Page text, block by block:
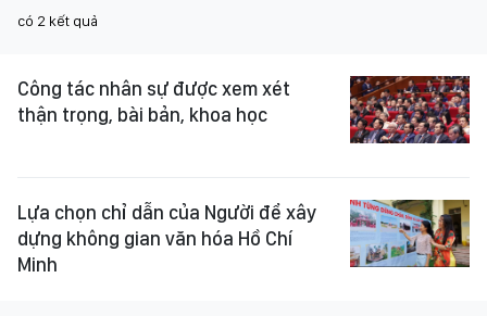
có 2 kết quả
Công tác nhân sự được xem xét
thận trọng, bài bản, khoa học
Lựa chọn chỉ dẫn của Người để xây
dựng không gian văn hóa Hồ Chí
Minh